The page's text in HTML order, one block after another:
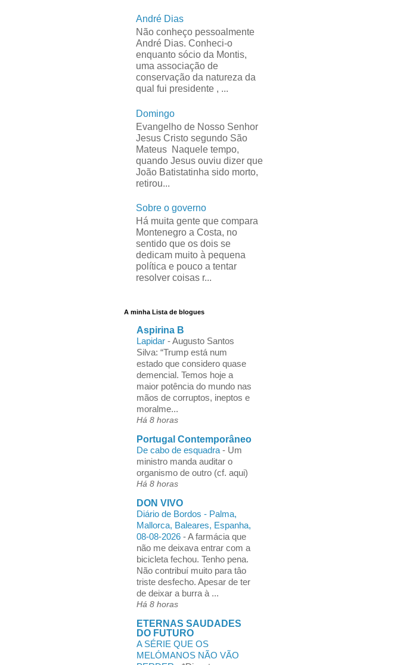
André Dias
Não conheço pessoalmente
André Dias. Conheci-o
enquanto sócio da Montis,
uma associação de
conservação da natureza da
qual fui presidente , ...
Domingo
Evangelho de Nosso Senhor
Jesus Cristo segundo São
Mateus Naquele tempo,
quando Jesus ouviu dizer que
João Batistatinha sido morto,
retirou...
Sobre o governo
Há muita gente que compara
Montenegro a Costa, no
sentido que os dois se
dedicam muito à pequena
política e pouco a tentar
resolver coisas r...
A minha Lista de blogues
Aspirina B
Lapidar -Augusto Santos
Silva: “Trump está num
estado que considero quase
demencial. Temos hoje a
maior potência do mundo nas
mãos de corruptos, ineptos e
moralme...
Há 8 horas
Portugal Contemporâneo
De cabo de esquadra - Um
ministro manda auditar o
organismo de outro (cf. aqui)
Há 8 horas
DON VIVO
Diário de Bordos - Palma,
Mallorca, Baleares, Espanha,
08-08-2026 -A farmácia que
não me deixava entrar com a
bicicleta fechou. Tenho pena.
Não contribuí muito para tâo
triste desfecho. Apesar de ter
de deixar a burra à ...
Há 8 horas
ETERNAS SAUDADES
DO FUTURO
A SÉRIE QUE OS
MELÓMANOS NÃO VÃO